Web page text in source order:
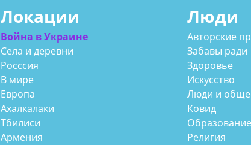
Локации
Война в Украине
Села и деревни
Росссия
В мире
Европа
Ахалкалаки
Тбилиси
Армения
Люди
Авторские
Забавы ради
Здоровье
Искусство
Люди и
Ковид
Образование
Религия